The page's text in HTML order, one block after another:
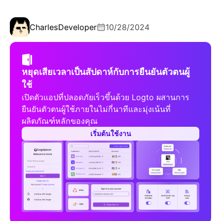
CharlesDeveloper 10/28/2024
หยุดเสียเวลาเป็นสัปดาห์กับการยืนยันตัวตนผู้
ใช้
เปิดตัวแอปที่ปลอดภัยเร็วขึ้นด้วย Logto ผสานการ
ยืนยันตัวตนผู้ใช้ภายในไม่กี่นาทีและมุ่งเน้นที่
ผลิตภัณฑ์หลักของคุณ
เริ่มต้นใช้งาน